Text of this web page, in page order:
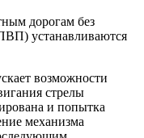
дорогам без
устанавливаются
возможности
стрелы
и попытка
механизма